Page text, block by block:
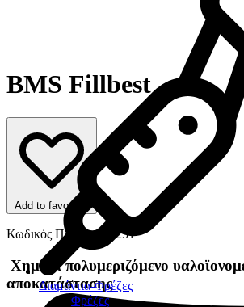
Διαμάντια-Φρέζες
Φρέζες
BMS Fillbest
Add to favorites
Κωδικός Προϊόντος: 251
Χημικά πολυμεριζόμενο
αποκατάστασης